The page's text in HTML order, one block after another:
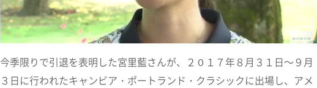
今季限りで引退を表明した宮里藍さんが、２０１７年８月３１日～９月
３日に行われたキャンビア・ポートランド・クラシックに出場し、アメ